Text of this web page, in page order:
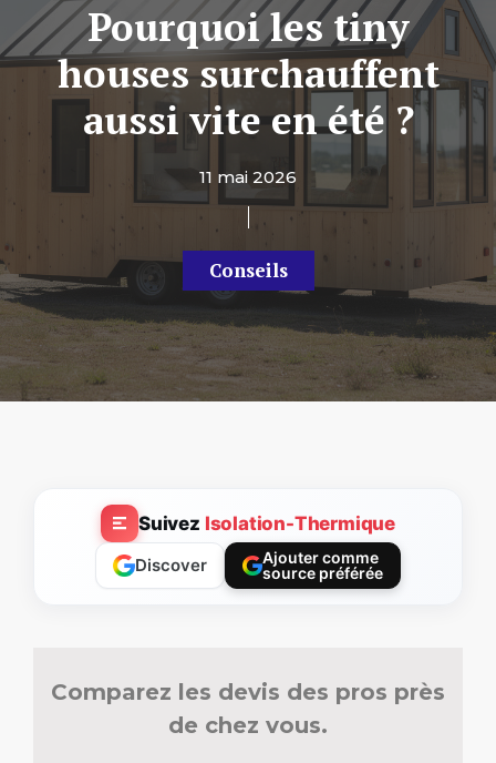
Pourquoi les tiny
houses surchauffent
aussi vite en été ?
11 mai 2026
Conseils
Suivez Isolation-Thermique
Discover
Ajouter comme
source préférée
Comparez les devis des pros près
de chez vous.